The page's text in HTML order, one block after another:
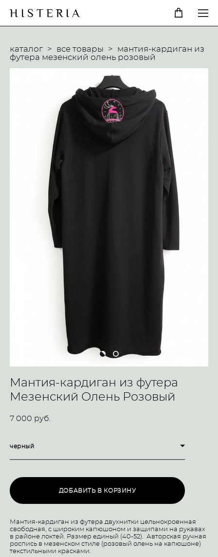
H I S T E R I A
каталог > все товары >
мантия-кардиган из
футера мезенский олень розовый
Мантия-кардиган из футера
Мезенский Олень Розовый
7 000 pуб.
черный
ДОБАВИТЬ В КОРЗИНУ
Мантия-кардиган из футера двухнитки цельнокроенная
свободная, с широким капюшоном и защипами на рукавах
в районе локтей. Размер единый (40-52). Авторская ручная
роспись в мезенском стиле (розовый олень на капюшоне)
текстильными красками.